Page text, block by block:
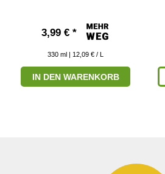
3,99 € *
330 ml | 12,09 € / L
IN DEN WARENKORB